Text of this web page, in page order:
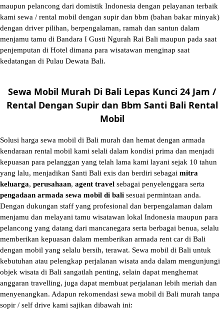
maupun pelancong dari domistik Indonesia dengan pelayanan terbaik
kami sewa / rental mobil dengan supir dan bbm (bahan bakar minyak)
dengan driver pilihan, berpengalaman, ramah dan santun dalam
menjamu tamu di Bandara I Gusti Ngurah Rai Bali maupun pada saat
penjemputan di Hotel dimana para wisatawan menginap saat
kedatangan di Pulau Dewata Bali.
Sewa Mobil Murah Di Bali Lepas Kunci 24 Jam /
Rental Dengan Supir dan Bbm Santi Bali Rental
Mobil
Solusi harga sewa mobil di Bali murah dan hemat dengan armada
kendaraan rental mobil kami selali dalam kondisi prima dan menjadi
kepuasan para pelanggan yang telah lama kami layani sejak 10 tahun
yang lalu, menjadikan Santi Bali exis dan berdiri sebagai mitra
keluarga, perusahaan, agent travel sebagai penyelenggara serta
pengadaan armada sewa mobil di bali sesuai permintaan anda.
Dengan dukungan staff yang profesional dan berpengalaman dalam
menjamu dan melayani tamu wisatawan lokal Indonesia maupun para
pelancong yang datang dari mancanegara serta berbagai benua, selalu
memberikan kepuasan dalam memberikan armada rent car di Bali
dengan mobil yang selalu bersih, terawat. Sewa mobil di Bali untuk
kebutuhan atau pelengkap perjalanan wisata anda dalam mengunjungi
objek wisata di Bali sangatlah penting, selain dapat menghemat
anggaran travelling, juga dapat membuat perjalanan lebih meriah dan
menyenangkan. Adapun rekomendasi sewa mobil di Bali murah tanpa
sopir / self drive kami sajikan dibawah ini: